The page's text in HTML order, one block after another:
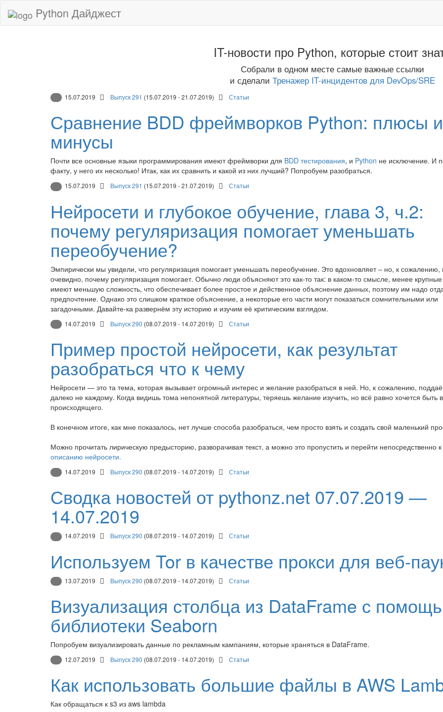
Python Дайджест
IT-новости про Python, которые стоит
Собрали в одном месте самые важные ссылки
и сделали Тренажер IT-инцидентов для DevOps/SRE
15.07.2019 Выпуск 291 (15.07.2019 - 21.07.2019) Статьи
Сравнение BDD фреймворков Python: плюсы и
минусы
Почти все основные языки программирования имеют фреймворки для BDD тестирования, и Python не исключение. И
факту, у него их несколько! Итак, как их сравнить и какой из них лучший? Попробуем разобраться.
15.07.2019 Выпуск 291 (15.07.2019 - 21.07.2019) Статьи
Нейросети и глубокое обучение, глава 3, ч.2:
почему регуляризация помогает уменьшать
переобучение?
Эмпирически мы увидели, что регуляризация помогает уменьшать переобучение. Это вдохновляет – но, к сожалению,
очевидно, почему регуляризация помогает. Обычно люди объясняют это как-то так: в каком-то смысле, менее крупные
имеют меньшую сложность, что обеспечивает более простое и действенное объяснение данных, поэтому им надо
предпочтение. Однако это слишком краткое объяснение, а некоторые его части могут показаться сомнительными или
загадочными. Давайте-ка развернём эту историю и изучим её критическим взглядом.
14.07.2019 Выпуск 290 (08.07.2019 - 14.07.2019) Статьи
Пример простой нейросети, как результат
разобраться что к чему
Нейросети — это та тема, которая вызывает огромный интерес и желание разобраться в ней. Но, к сожалению,
далеко не каждому. Когда видишь тома непонятной литературы, теряешь желание изучить, но всё равно хочется быть
происходящего.
В конечном итоге, как мне показалось, нет лучше способа разобраться, чем просто взять и создать свой маленький
Можно прочитать лирическую предысторию, разворачивая текст, а можно это пропустить и перейти непосредственно к
описанию нейросети.
14.07.2019 Выпуск 290 (08.07.2019 - 14.07.2019) Статьи
Сводка новостей от pythonz.net 07.07.2019 —
14.07.2019
14.07.2019 Выпуск 290 (08.07.2019 - 14.07.2019) Статьи
Используем Tor в качестве прокси для веб-
13.07.2019 Выпуск 290 (08.07.2019 - 14.07.2019) Статьи
Визуализация столбца из DataFrame с
библиотеки Seaborn
Попробуем визуализировать данные по рекламным кампаниям, которые храняться в DataFrame.
12.07.2019 Выпуск 290 (08.07.2019 - 14.07.2019) Статьи
Как использовать большие файлы в AWS
Как обращаться к s3 из aws lambda